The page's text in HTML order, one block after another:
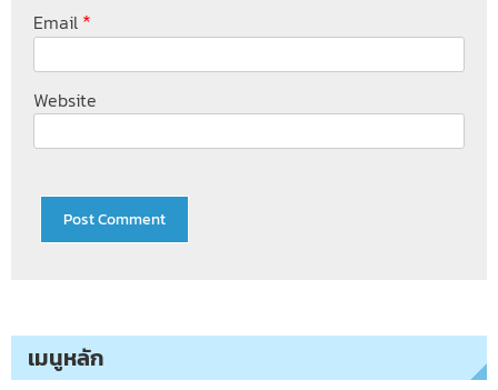
Email *
Website
เมนูหลัก